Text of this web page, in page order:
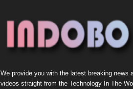
We provide you with the latest breaking news
videos straight from the Technology In The